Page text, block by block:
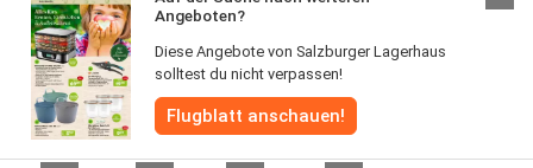
Angeboten?
Diese Angebote von Salzburger Lagerhaus
solltest du nicht verpassen!
Flugblatt anschauen!
Alle Rechte vorbehalten © Flugblattangebote.at 2026 |
Allgemeine Geschäftsbedingungen|Datenschutzerklärung
Richtlinie